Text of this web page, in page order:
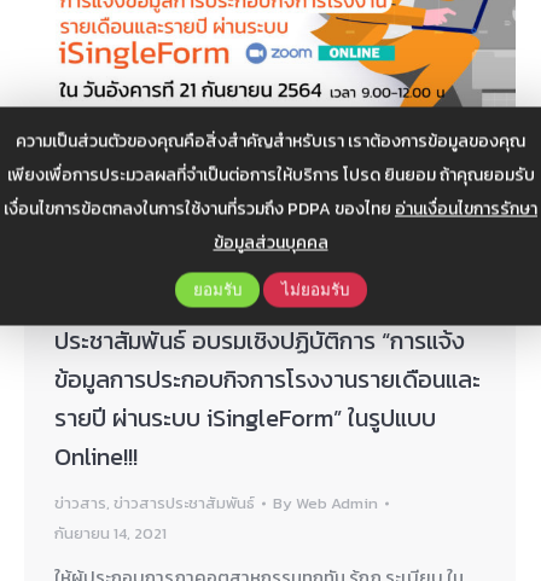
ความเป็นส่วนตัวของคุณคือสิ่งสำคัญสำหรับเรา เราต้องการข้อมูลของคุณ
เพียงเพื่อการประมวลผลที่จำเป็นต่อการให้บริการ โปรด ยินยอม ถ้าคุณยอมรับ
เงื่อนไขการข้อตกลงในการใช้งานที่รวมถึง PDPA ของไทยอ่านเงื่อนไขการรักษา
ข้อมูลส่วนบุคคล
ยอมรับ ไม่ยอมรับ
ประชาสัมพันธ์ อบรมเชิงปฏิบัติการ “การแจ้ง
ข้อมูลการประกอบกิจการโรงงานรายเดือนและ
รายปี ผ่านระบบ iSingleForm” ในรูปแบบ
Online!!!
ข่าวสาร, ข่าวสารประชาสัมพันธ์ By Web Admin
กันยายน 14, 2021